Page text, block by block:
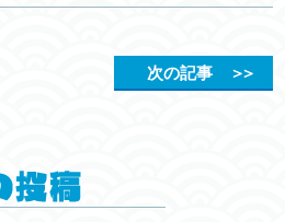
次の記事 ＞＞